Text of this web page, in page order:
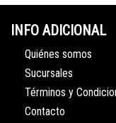
INFO ADICIONAL
Quiénes somos
Sucursales
Términos y
Contacto